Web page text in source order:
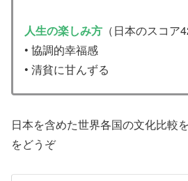
人生の楽しみ方 （日本のスコア
• 協調的幸福感
• 清貧に甘んずる
日本を含めた世界各国の文化比較
をどうぞ